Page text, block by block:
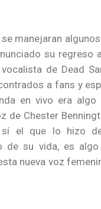
manejaran
su
de Dead
a fans y
en vivo era
de Chester
sí el que lo hizo
de su vida, es
nueva voz